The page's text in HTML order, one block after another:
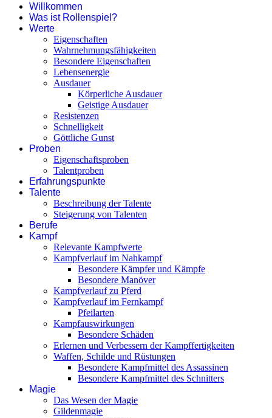
Willkommen
Was ist Rollenspiel?
Werte
Eigenschaften
Wahrnehmungsfähigkeiten
Besondere Eigenschaften
Lebensenergie
Ausdauer
Körperliche Ausdauer
Geistige Ausdauer
Resistenzen
Schnelligkeit
Göttliche Gunst
Proben
Eigenschaftsproben
Talentproben
Erfahrungspunkte
Talente
Beschreibung der Talente
Steigerung von Talenten
Berufe
Kampf
Relevante Kampfwerte
Kampfverlauf im Nahkampf
Besondere Kämpfer und Kämpfe
Besondere Manöver
Kampfverlauf zu Pferd
Kampfverlauf im Fernkampf
Pfeilarten
Kampfauswirkungen
Besondere Schäden
Erlernen und Verbessern der Kampffertigkeiten
Waffen, Schilde und Rüstungen
Besondere Kampfmittel des Assassinen
Besondere Kampfmittel des Schnitters
Magie
Das Wesen der Magie
Gildenmagie